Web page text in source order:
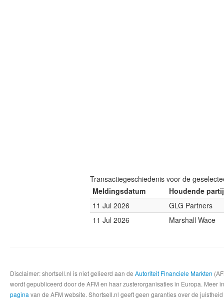
Transactiegeschiedenis voor de
Meldingsdatum
Houdende partij
11 Jul 2026
GLG Partners
11 Jul 2026
Marshall Wace
Disclaimer: shortsell.nl is niet gelieerd aan de Autoriteit Financiele Markten
wordt gepubliceerd door de AFM en haar zusterorganisaties in Europa.
pagina van de AFM website. Shortsell.nl geeft geen garanties over de